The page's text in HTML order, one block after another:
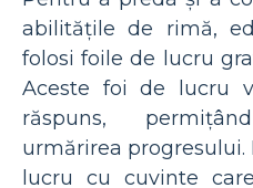
abilitățile de rimă,
folosi foile de lucru
Aceste foi de lucru
răspuns,
urmărirea
lucru cu cuvinte